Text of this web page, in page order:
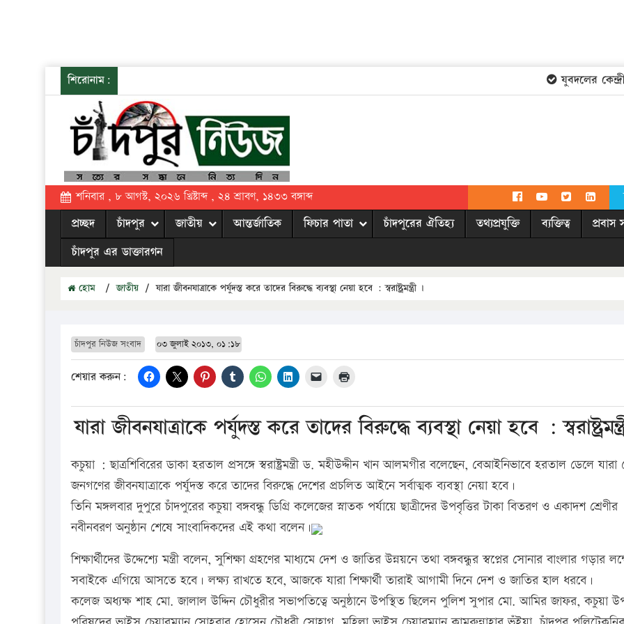
শিরোনাম: যুবদলের
শনিবার , ৮ আগস্ট, ২০২৬ খ্রিষ্টাব্দ , ২৪ শ্রাবণ, ১৪৩৩ বঙ্গাব্দ
প্রচ্ছদ চাঁদপুর জাতীয় আন্তর্জাতিক ফিচার পাতা চাঁদপুরের ঐতিহ্য তথ্যপ্রযুক্তি ব্যক্তিত্ব
প্রবাস
চাঁদপুর এর ডাক্তারগন
হোম / জাতীয় / যারা জীবনযাত্রাকে পর্যুদস্ত করে তাদের বিরুদ্ধে ব্যবস্থা নেয়া হবে : স্বরাষ্ট্রমন্ত্রী ।
চাঁদপুর নিউজ সংবাদ ০৩ জুলাই ২০১৩, ০১:১৮
শেয়ার করুন:
যারা জীবনযাত্রাকে পর্যুদস্ত করে তাদের বিরুদ্ধে ব্যবস্থা নেয়া হবে :
কচুয়া : ছাত্রশিবিরের ডাকা হরতাল প্রসঙ্গে স্বরাষ্ট্রমন্ত্রী ড. মহীউদ্দীন খান আলমগীর বলেছেন, বেআইনিভাবে হরতাল ডেলে যারা
জনগণের জীবনযাত্রাকে পর্যুদস্ত করে তাদের বিরুদ্ধে দেশের প্রচলিত আইনে সর্বাত্মক ব্যবস্থা নেয়া হবে।
তিনি মঙ্গলবার দুপুরে চাঁদপুরের কচুয়া বঙ্গবন্ধু ডিগ্রি কলেজের স্নাতক পর্যায়ে ছাত্রীদের উপবৃত্তির টাকা বিতরণ ও একাদশ শ্রেণীর
নবীনবরণ অনুষ্ঠান শেষে সাংবাদিকদের এই কথা বলেন।
শিক্ষার্থীদের উদ্দেশ্যে মন্ত্রী বলেন, সুশিক্ষা গ্রহণের মাধ্যমে দেশ ও জাতির উন্নয়নে তথা বঙ্গবন্ধুর স্বপ্নের সোনার বাংলার গড়ার
সবাইকে এগিয়ে আসতে হবে। লক্ষ্য রাখতে হবে, আজকে যারা শিক্ষার্থী তারাই আগামী দিনে দেশ ও জাতির হাল ধরবে।
কলেজ অধ্যক্ষ শাহ মো. জালাল উদ্দিন চৌধুরীর সভাপতিত্বে অনুষ্ঠানে উপস্থিত ছিলেন পুলিশ সুপার মো. আমির জাফর, কচুয়া